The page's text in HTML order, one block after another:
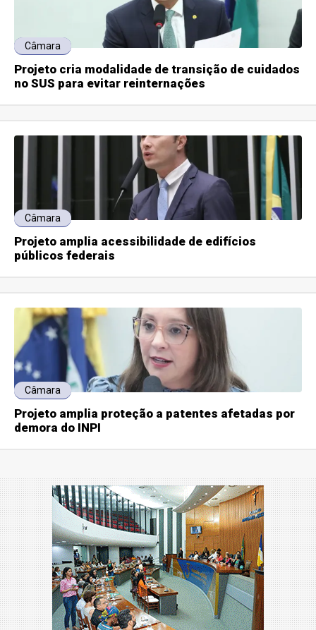
Câmara
Projeto cria modalidade de transição de cuidados
no SUS para evitar reinternações
Câmara
Projeto amplia acessibilidade de edifícios
públicos federais
Câmara
Projeto amplia proteção a patentes afetadas por
demora do INPI